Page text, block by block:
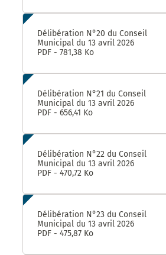
Délibération N°20 du Conseil
Municipal du 13 avril 2026
PDF - 781,38 Ko
Délibération N°21 du Conseil
Municipal du 13 avril 2026
PDF - 656,41 Ko
Délibération N°22 du Conseil
Municipal du 13 avril 2026
PDF - 470,72 Ko
Délibération N°23 du Conseil
Municipal du 13 avril 2026
PDF - 475,87 Ko